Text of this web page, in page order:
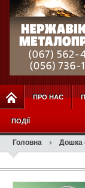
ПРО НАС
ПОДІЇ
Головна Дошка